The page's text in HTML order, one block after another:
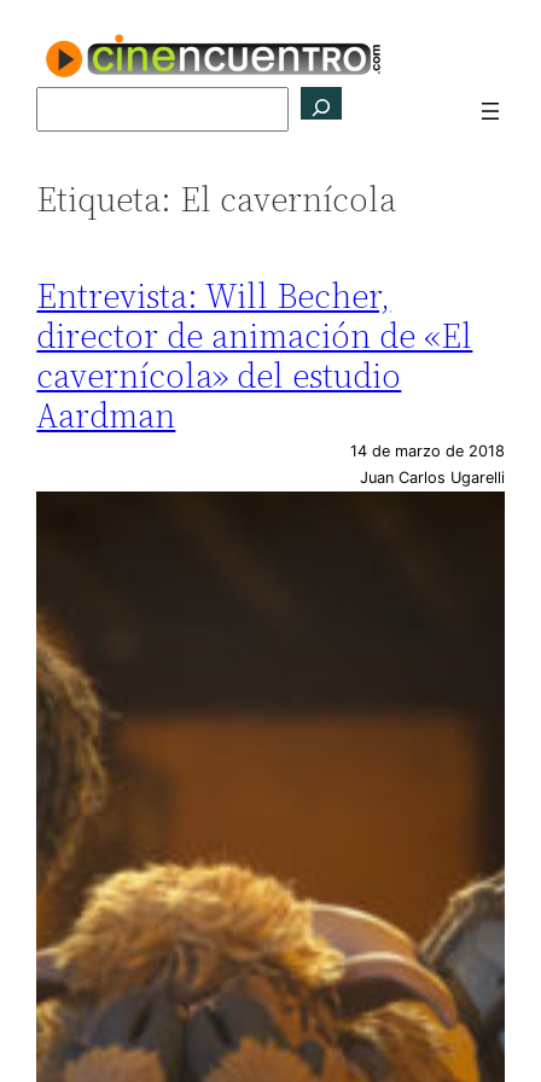
contenido
Etiqueta: El cavernícola
Entrevista: Will Becher,
director de animación de «El
cavernícola» del estudio
Aardman
14 de marzo de 2018
Juan Carlos Ugarelli